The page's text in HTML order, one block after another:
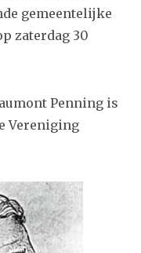
gemeentelijke
zaterdag 30
Penning is
Vereniging